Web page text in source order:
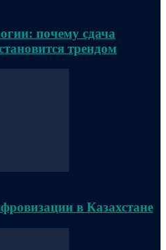
почему сдача
трендом
в Казахстане